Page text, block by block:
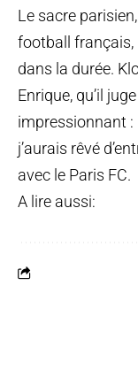
Le sacre
football français,
dans la durée.
Enrique, qu’il
impressionnant :
j’aurais rêvé
avec le Paris FC.
A lire aussi: